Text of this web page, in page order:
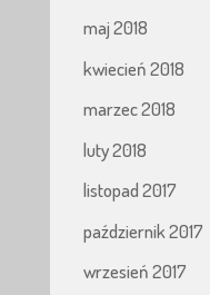
maj 2018
kwiecień 2018
marzec 2018
luty 2018
listopad 2017
październik 2017
wrzesień 2017